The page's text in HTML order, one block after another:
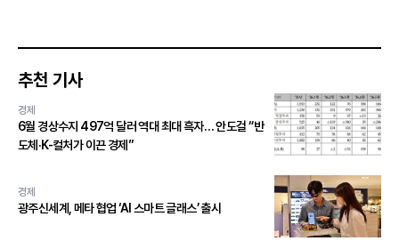
추천 기사
경제
6월 경상수지 497억 달러 역대 최대 흑자… 안도걸 “반
도체·K-컬처가 이끈 경제”
경제
광주신세계, 메타 협업 ‘AI 스마트 글래스’ 출시